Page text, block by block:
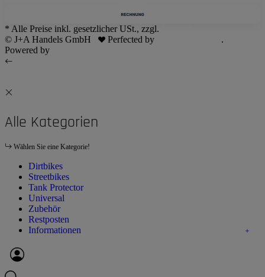
* Alle Preise inkl. gesetzlicher USt., zzgl.
© J+A Handels GmbH
Perfected by
.
Powered by
Alle Kategorien
Wählen Sie eine Kategorie!
Dirtbikes
Streetbikes
Tank Protector
Universal
Zubehör
Restposten
Informationen